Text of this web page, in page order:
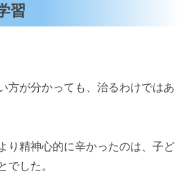
習
方が分かっても、治るわけではあ
り精神心的に辛かったのは、子ど
でした。